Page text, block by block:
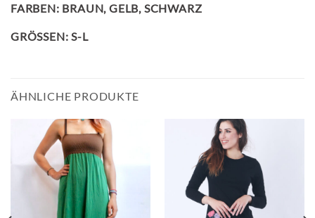
FARBEN: BRAUN, GELB, SCHWARZ
GRÖSSEN: S-L
ÄHNLICHE PRODUKTE